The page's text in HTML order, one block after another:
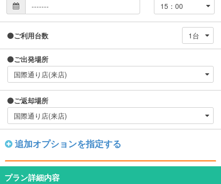
ご利用台数
ご出発場所
ご返却場所
追加オプションを指定する
プラン詳細内容